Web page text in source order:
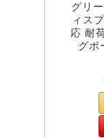
グリ
ィス
応 耐
グポ